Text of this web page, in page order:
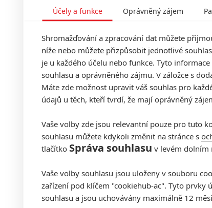
Účely a funkce Oprávněný zájem
Shromažďování a zpracování dat můžete
níže nebo můžete přizpůsobit jednotlivé
je u každého účelu nebo funkce. Tyto
souhlasu a oprávněného zájmu. V záložce s
Máte zde možnost upravit váš souhlas pro
údajů u těch, kteří tvrdí, že mají oprávněný
Vaše volby zde jsou relevantní pouze pro tuto
souhlasu můžete kdykoli změnit na stránce s
tlačítko Správa souhlasu v levém dolním
Vaše volby souhlasu jsou uloženy v souboru
zařízení pod klíčem "cookiehub-ac". Tyto prvky
souhlasu a jsou uchovávány maximálně 12